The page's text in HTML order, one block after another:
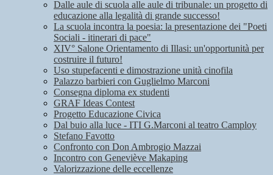
Dalle aule di scuola alle aule di tribunale: un progetto di
educazione alla legalità di grande successo!
La scuola incontra la poesia: la presentazione dei "Poeti
Sociali - itinerari di pace"
XIV° Salone Orientamento di Illasi: un'opportunità per
costruire il futuro!
Uso stupefacenti e dimostrazione unità cinofila
Palazzo barbieri con Guglielmo Marconi
Consegna diploma ex studenti
GRAF Ideas Contest
Progetto Educazione Civica
Dal buio alla luce - ITI G.Marconi al teatro Camploy
Stefano Favotto
Confronto con Don Ambrogio Mazzai
Incontro con Geneviève Makaping
Valorizzazione delle eccellenze